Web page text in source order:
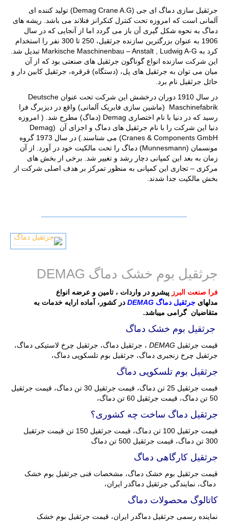
جرثقیل سازی دماگ ای جی (Demag Crane A.G) تولید کننده ای
آلمانی است که امروزه تحت کنترل کنکرانز فنلاند می باشد. ریشه های
دماگ به نحوه شکل گیری آن باز می گردد اما از آنجایی که در سال
1906 به عنوان بزرگترین سازنده جرثقیل، 250 تا 300 نفر را استخدام
کرد به Markische Maschinenbau – Anstalt , Ludwig A-G تبدیل شد.
این شرکت سازنده انواع گوناگون جرثقیل های صنعتی بود که از آن
میان می توان به جرثقیل های پل، (دستگاه) قرقره، جرثقیل کابین دار و
حائل جرثقیل نام برد.
در سال 1910 دوران درخشش این شرکت تحت عنوان Deutsche
Maschinefabrik (ماشین سازی فابریک آلمانی) واقع در دیزبرگ فرا
رسید که در دنیا با نام اختصاری Demag (دماگ) مطرح شد. ( امروزه
دنیا این شرکت را با نام جرثقیل های دماگ و اجزای آن (Demag
Cranes & Components GmbH) می شناسند.) در سال 1973 گروه
مونسمان (Munnesmann) دماگ را تحت مالکیت خود در آورد. از آن
زمان به بعد این کمپانی دچار رشد و تغییر شد. برخی از بخش های
مرکزی – تجاری این کمپانی به منظور تمرکز بر هدف اصلی شرکت از
بخش مالکیت جدا شدند.
جرثقیل بوم خشک دماگ DEMAG
فرا صنعت البرز پیشرو در واردات ، تامین و عرضه انواع
مدلهای جرثقیل دماگ DEMAG در کشور، آماده ارایه خدمات به
متقاضیان گرامی میباشد.
جرثقیل بوم خشک دماگ
قیمت جرثقیل DEMAG ، جرثقیل دماگ، جرثقیل چرخ لاستیکی دماگ،
جرثقیل چرخ زنجیری دماگ، جرثقیل بوم تلسکوپی دماگ،
جرثقیل بوم تلسکوپی دماگ
قیمت جرثقیل 25 تن دماگ، قیمت جرثقیل 30 تن دماگ، قیمت جرثقیل
50 تن دماگ، قیمت جرثقیل 60 تن دماگ،
جرثقیل دماگ ساخت چه کشوری؟
قیمت جرثقیل 100 تن دماگ، قیمت جرثقیل 150 تن قیمت جرثقیل
300 تن دماگ، قیمت جرثقیل 500 تن دماگ
جرثقیل کارگاهی دماگ
قیمت جرثقیل بوم خشک دماگ، مشخصات فنی جرثقیل بوم خشک
دماگ، نمایندگی جرثقیل دماگدر ایران،
کاتالوگ محصولات دماگ
نماینده رسمی جرثقیل دماگدر ایران، قیمت جرثقیل بوم خشک